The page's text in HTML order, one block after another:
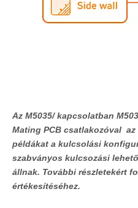
Az M5035/ kapcsolatban
Mating PCB csatlakozóval
példákat a kulcsolási
szabványos kulcsozási
állnak. További részletekért
értékesítéséhez.